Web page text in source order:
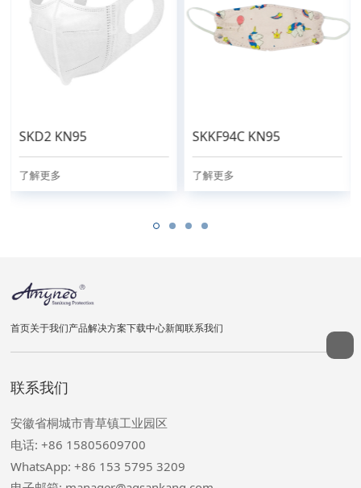
SKD2 KN95
了解更多
SKKF94C KN95
了解更多
首页关于我们产品解决方案下载中心新闻联系我们
联系我们
安徽省桐城市青草镇工业园区
电话: +86 15805609700
WhatsApp: +86 153 5795 3209